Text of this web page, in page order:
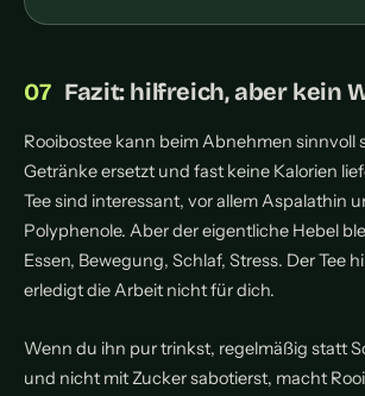
Fazit: hilfreich, aber kein
Rooibostee kann beim Abnehmen sinnvoll
Getränke ersetzt und fast keine Kalorien
Tee sind interessant, vor allem Aspalathin
Polyphenole. Aber der eigentliche Hebel
Essen, Bewegung, Schlaf, Stress. Der Tee
erledigt die Arbeit nicht für dich.
Wenn du ihn pur trinkst, regelmäßig statt
und nicht mit Zucker sabotierst, macht